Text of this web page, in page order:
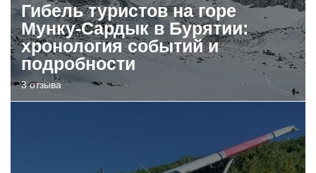
Гибель туристов на горе
Мунку-Сардык в Бурятии:
хронология событий и
подробности
3 отзыва